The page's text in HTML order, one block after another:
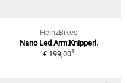
HeinzBikes
Nano Led Arm.Knipperl.
€ 199,001